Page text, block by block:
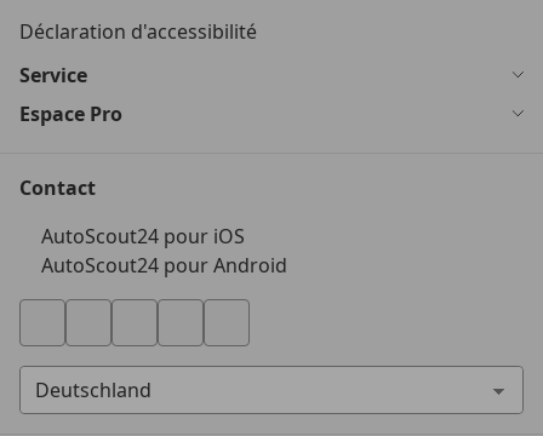
Déclaration d'accessibilité
Service
Espace Pro
Contact
AutoScout24 pour iOS
AutoScout24 pour Android